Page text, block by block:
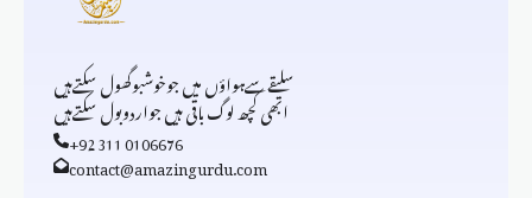
سلیقےسےہواؤں میں جوخوشبوگھول سکتےہیں
ابھی کچھ لوگ باقی ہیں جواردوبول سکتےہیں
+92 311 0106676
contact@amazingurdu.com